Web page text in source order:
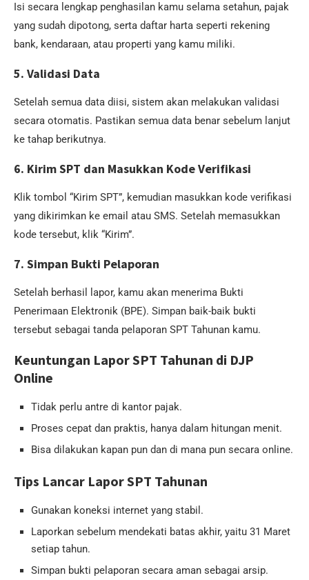
Isi secara lengkap penghasilan kamu selama setahun, pajak
yang sudah dipotong, serta daftar harta seperti rekening
bank, kendaraan, atau properti yang kamu miliki.
5. Validasi Data
Setelah semua data diisi, sistem akan melakukan validasi
secara otomatis. Pastikan semua data benar sebelum lanjut
ke tahap berikutnya.
6. Kirim SPT dan Masukkan Kode Verifikasi
Klik tombol “Kirim SPT”, kemudian masukkan kode verifikasi
yang dikirimkan ke email atau SMS. Setelah memasukkan
kode tersebut, klik “Kirim”.
7. Simpan Bukti Pelaporan
Setelah berhasil lapor, kamu akan menerima Bukti
Penerimaan Elektronik (BPE). Simpan baik-baik bukti
tersebut sebagai tanda pelaporan SPT Tahunan kamu.
Keuntungan Lapor SPT Tahunan di DJP
Online
Tidak perlu antre di kantor pajak.
Proses cepat dan praktis, hanya dalam hitungan menit.
Bisa dilakukan kapan pun dan di mana pun secara online.
Tips Lancar Lapor SPT Tahunan
Gunakan koneksi internet yang stabil.
Laporkan sebelum mendekati batas akhir, yaitu 31 Maret
setiap tahun.
Simpan bukti pelaporan secara aman sebagai arsip.